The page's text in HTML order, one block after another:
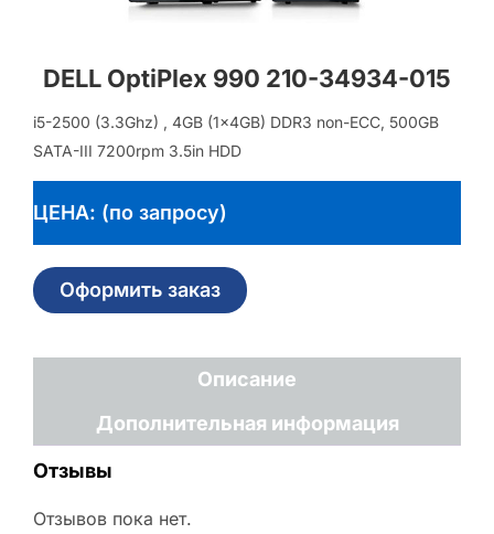
DELL OptiPlex 990 210-34934-015
i5-2500 (3.3Ghz) , 4GB (1x4GB) DDR3 non-ECC, 500GB
SATA-III 7200rpm 3.5in HDD
ЦЕНА: (по запросу)
Оформить заказ
Описание
Дополнительная информация
Отзывы
Отзывов пока нет.